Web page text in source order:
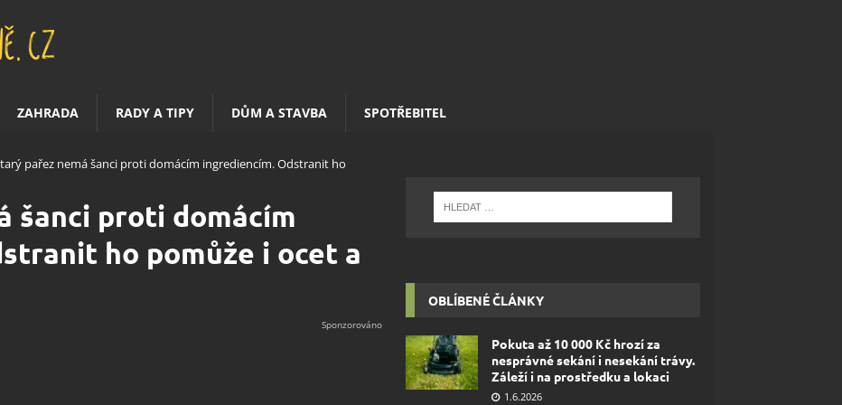
ZAHRADA RADY A TIPY DŮM A STAVBA SPOTŘEBITEL
pařez nemá šanci proti domácím ingrediencím. Odstranit ho
šanci proti domácím
ho pomůže i ocet a
OBLÍBENÉ ČLÁNKY
Pokuta až 10 000 Kč hrozí za
nesprávné sekání i nesekání trávy.
Záleží i na prostředku a lokaci
1.6.2026